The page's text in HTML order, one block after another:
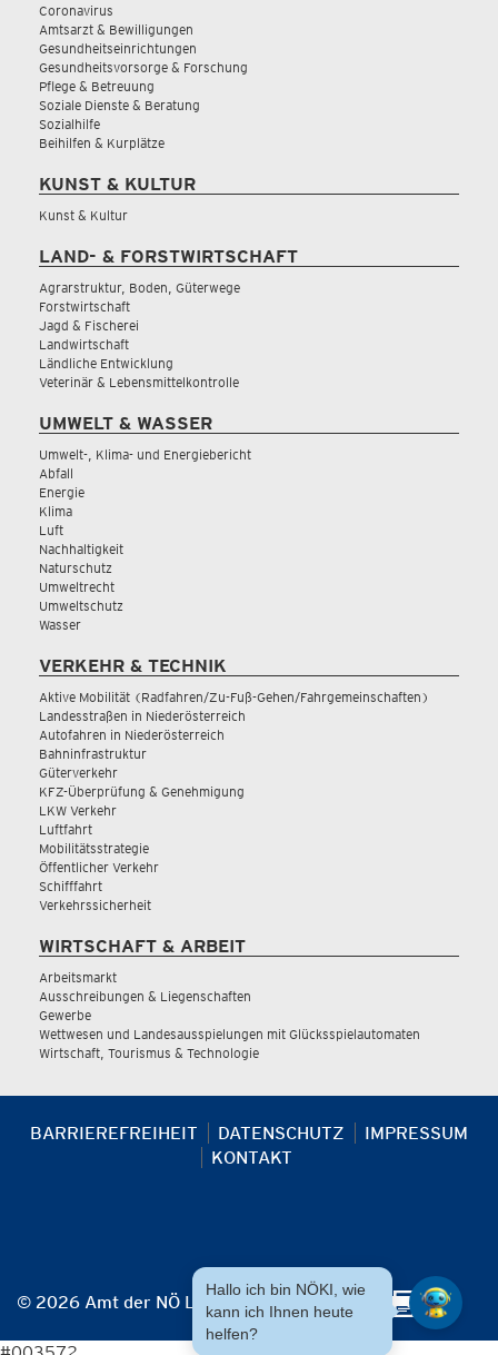
Coronavirus
Amtsarzt & Bewilligungen
Gesundheitseinrichtungen
Gesundheitsvorsorge & Forschung
Pflege & Betreuung
Soziale Dienste & Beratung
Sozialhilfe
Beihilfen & Kurplätze
KUNST & KULTUR
Kunst & Kultur
LAND- & FORSTWIRTSCHAFT
Agrarstruktur, Boden, Güterwege
Forstwirtschaft
Jagd & Fischerei
Landwirtschaft
Ländliche Entwicklung
Veterinär & Lebensmittelkontrolle
UMWELT & WASSER
Umwelt-, Klima- und Energiebericht
Abfall
Energie
Klima
Luft
Nachhaltigkeit
Naturschutz
Umweltrecht
Umweltschutz
Wasser
VERKEHR & TECHNIK
Aktive Mobilität (Radfahren/Zu-Fuß-Gehen/Fahrgemeinschaften)
Landesstraßen in Niederösterreich
Autofahren in Niederösterreich
Bahninfrastruktur
Güterverkehr
KFZ-Überprüfung & Genehmigung
LKW Verkehr
Luftfahrt
Mobilitätsstrategie
Öffentlicher Verkehr
Schifffahrt
Verkehrssicherheit
WIRTSCHAFT & ARBEIT
Arbeitsmarkt
Ausschreibungen & Liegenschaften
Gewerbe
Wettwesen und Landesausspielungen mit Glücksspielautomaten
Wirtschaft, Tourismus & Technologie
BARRIEREFREIHEIT DATENSCHUTZ
IMPRESSUM
KONTAKT
© 2026 Amt der NÖ Landesregierung
Hallo ich bin NÖKI, wie
kann ich Ihnen heute
helfen?